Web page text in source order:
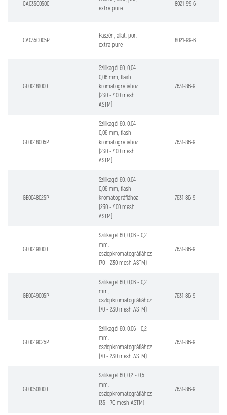
CA03500500
extra pure
8021-99-6
CA0350005P
Faszén, állat, por,
extra pure
8021-99-6
GE00481000
Szilikagél 60, 0,04 -
0,06 mm, flash
kromatográfiához
(230 - 400 mesh
ASTM)
7631-86-9
GE0048005P
Szilikagél 60, 0,04 -
0,06 mm, flash
kromatográfiához
(230 - 400 mesh
ASTM)
7631-86-9
GE0048025P
Szilikagél 60, 0,04 -
0,06 mm, flash
kromatográfiához
(230 - 400 mesh
ASTM)
7631-86-9
GE00491000
Szilikagél 60, 0,06 - 0,2
mm,
oszlopkromatográfiához
(70 - 230 mesh ASTM)
7631-86-9
GE0049005P
Szilikagél 60, 0,06 - 0,2
mm,
oszlopkromatográfiához
(70 - 230 mesh ASTM)
7631-86-9
GE0049025P
Szilikagél 60, 0,06 - 0,2
mm,
oszlopkromatográfiához
(70 - 230 mesh ASTM)
7631-86-9
GE00501000
Szilikagél 60, 0,2 - 0,5
mm,
oszlopkromatográfiához
(35 - 70 mesh ASTM)
7631-86-9